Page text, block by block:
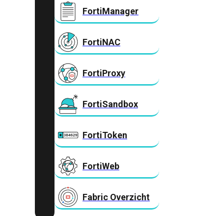
FortiManager
FortiNAC
FortiProxy
FortiSandbox
FortiToken
FortiWeb
Fabric Overzicht